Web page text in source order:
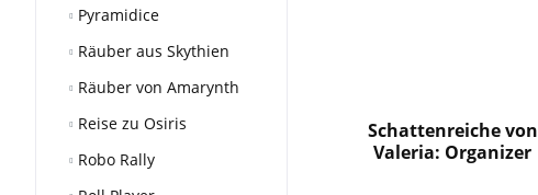
Pyramidice
Räuber aus Skythien
Räuber von Amarynth
Reise zu Osiris
Robo Rally
Schattenreiche von
Valeria: Organizer